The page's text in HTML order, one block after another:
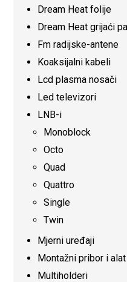
Dream Heat folije
Dream Heat grijaći
Fm radijske-antene
Koaksijalni kabeli
Lcd plasma nosači
Led televizori
LNB-i
Monoblock
Octo
Quad
Quattro
Single
Twin
Mjerni uređaji
Montažni pribor i alat
Multiholderi